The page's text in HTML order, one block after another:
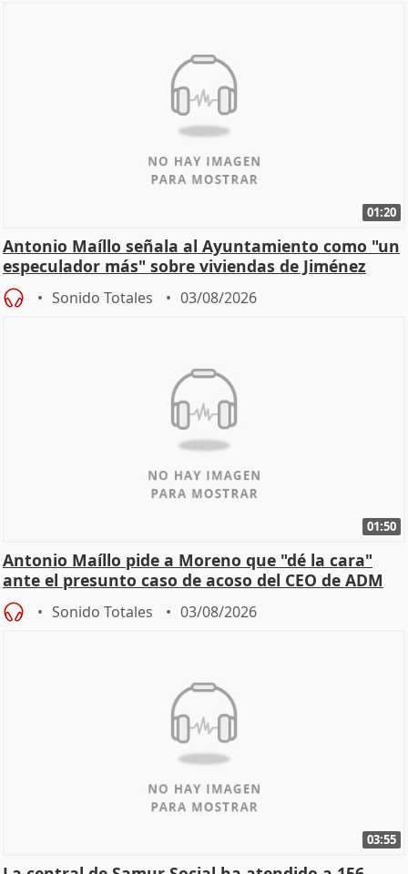
01:20
Antonio Maíllo señala al Ayuntamiento como "un
especulador más" sobre viviendas de Jiménez
Becerril
Sonido Totales 03/08/2026
01:50
Antonio Maíllo pide a Moreno que "dé la cara"
ante el presunto caso de acoso del CEO de ADM
Sonido Totales 03/08/2026
03:55